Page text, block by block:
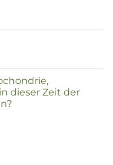
dieser Zeit der